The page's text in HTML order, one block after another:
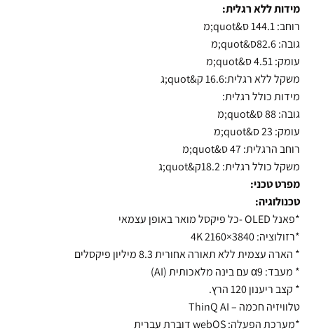
מידות ללא רגלית:
רוחב: 144.1 ס&quot;מ
גובה: 82.6ס&quot;מ
עומק: 4.51 ס&quot;מ
משקל ללא רגלית:16.6 ק&quot;ג
מידות כולל רגלית:
גובה: 88 ס&quot;מ
עומק: 23 ס&quot;מ
רוחב הרגלית: 47 ס&quot;מ
משקל כולל רגלית: 18.2ק&quot;ג
מפרט טכני:
טכנולוגיה:
*פאנל OLED -כל פיקסל מואר באופן עצמאי
*רזולוציה: 3840×2160 4K
* הארה עצמית ללא תאורה אחורית 8.3 מיליון פיקסלים
* מעבד: α9 עם בינה מלאכותית (AI)
* קצב ריענון 120 הרץ.
טלוויזיה חכמה – ThinQ AI
*מערכת הפעלה: webOS דוברת עברית